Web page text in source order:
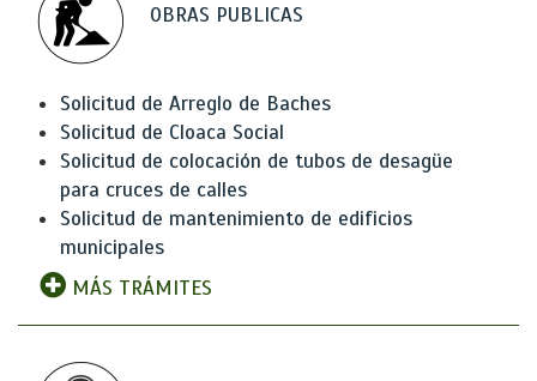
OBRAS PUBLICAS
Solicitud de Arreglo de Baches
Solicitud de Cloaca Social
Solicitud de colocación de tubos de desagüe
para cruces de calles
Solicitud de mantenimiento de edificios
municipales
MÁS TRÁMITES